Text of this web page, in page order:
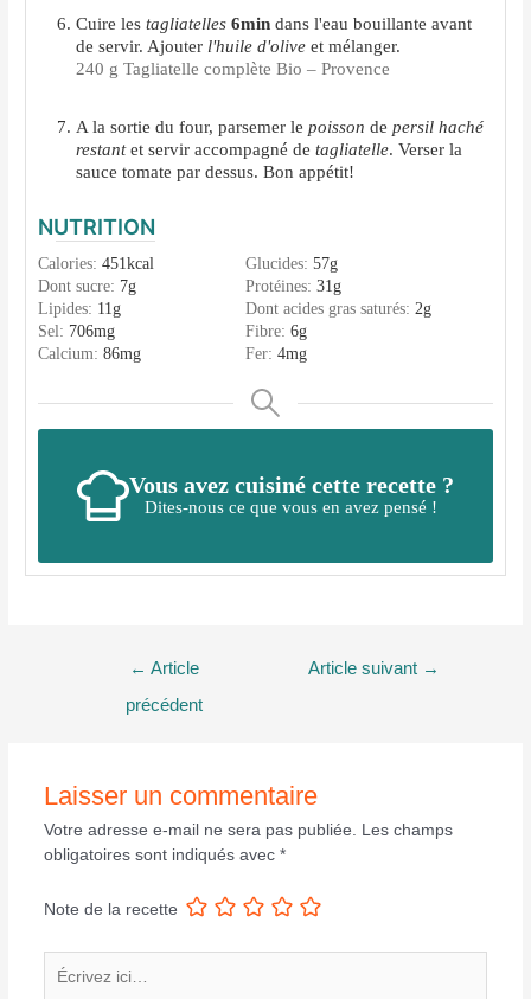
Cuire lestagliatelles6mindans l'eau bouillante avant
de servir. Ajouter l'huile d'olive et mélanger.
240 g Tagliatelle complète Bio – Provence
A la sortie du four, parsemer lepoissondepersil haché
restantet servir accompagné detagliatelle. Verser la
sauce tomate par dessus. Bon appétit!
NUTRITION
Calories:451kcal Glucides:57g
Dont sucre: 7g Protéines:31g
Lipides: 11g Dont acides gras saturés:2g
Sel: 706mg Fibre:6g
Calcium:86mg Fer:4mg
Vous avez cuisiné cette recette ?
Dites-nous ce que vous en avez pensé !
← Article
précédent
Article suivant →
Laisser un commentaire
Votre adresse e-mail ne sera pas publiée. Les champs
obligatoires sont indiqués avec *
Note de la recette
ici…